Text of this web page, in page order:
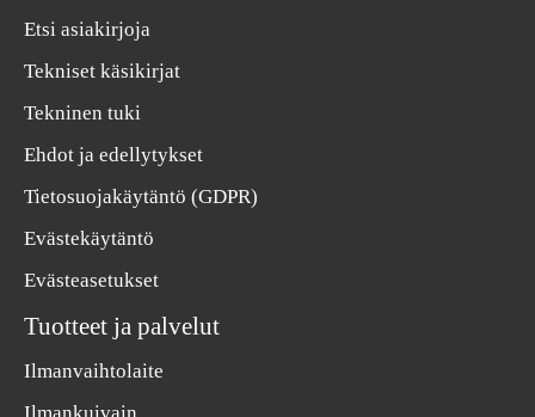
Etsi asiakirjoja
Tekniset käsikirjat
Tekninen tuki
Ehdot ja edellytykset
Tietosuojakäytäntö (GDPR)
Evästekäytäntö
Evästeasetukset
Tuotteet ja palvelut
Ilmanvaihtolaite